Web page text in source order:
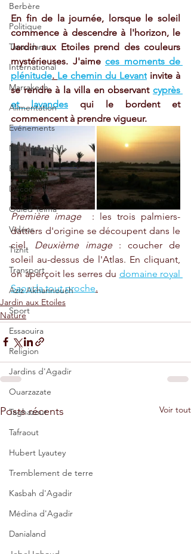
Berbère
Politique
Taroudant
International
Marrakech
Alimentation
Evénements
Mohammed VI
Economie
Déconseillé
Ouled Teima
Vidéos
Tiznit
Transport
Aziz Akhannouch
Sport
Essaouira
Religion
Jardins d'Agadir
Ouarzazate
Taghazout
Tafraout
Hubert Lyautey
Tremblement de terre
Kasbah d'Agadir
Médina d'Agadir
Danialand
En fin de la journée, lorsque le soleil
commence à descendre à l'horizon, le
Jardin aux Etoiles prend des couleurs
mystérieuses. J'aime ces moments de
plénitude. Le chemin du Levant invite à
se rendre à la villa en observant cyprès
et lavandes qui le bordent et
commencent à prendre vigueur.
Première image
  : les trois palmiers-
dattiers d'origine se découpent dans le
ciel. Deuxième image : coucher de
soleil au-dessus de l'Atlas. En cliquant,
on aperçoit les serres du domaine royal
Saouda tout proche.
Jardin aux Etoiles
Nature
Posts récents Voir tout